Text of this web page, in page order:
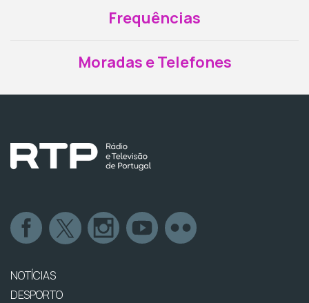
Frequências
Moradas e Telefones
NOTÍCIAS
DESPORTO